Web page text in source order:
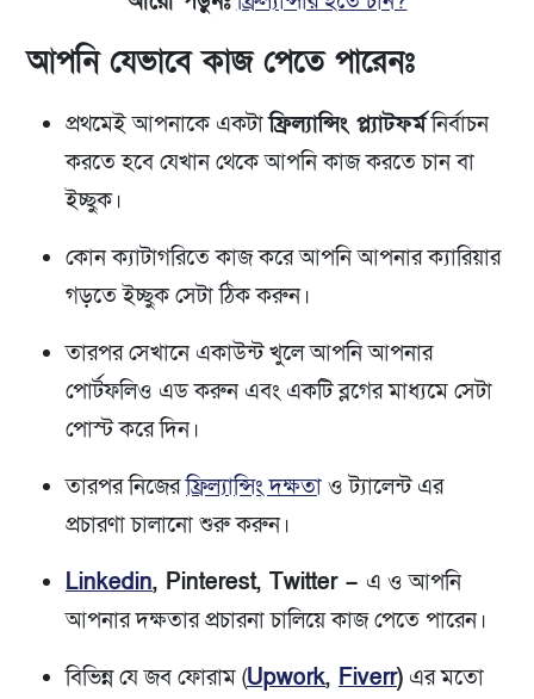
আপনি যেভাবে কাজ পেতে পারেনঃ
প্রথমেই আপনাকে একটাফ্রিল্যান্সিং প্ল্যাটফর্মনির্বাচন
করতে হবে যেখান থেকে আপনি কাজ করতে চান বা
ইচ্ছুক।
কোন ক্যাটাগরিতে কাজ করে আপনি আপনার ক্যারিয়ার
গড়তে ইচ্ছুক সেটা ঠিক করুন।
তারপর সেখানে একাউন্ট খুলে আপনি আপনার
পোর্টফলিও এড করুন এবং একটি ব্লগের মাধ্যমে সেটা
পোস্ট করে দিন।
তারপর নিজেরফ্রিল্যান্সিং দক্ষতাও ট্যালেন্ট এর
প্রচারণা চালানো শুরু করুন।
Linkedin, Pinterest, Twitter – এ ও আপনি
আপনার দক্ষতার প্রচারনা চালিয়ে কাজ পেতে পারেন।
বিভিন্ন যে জব ফোরাম (Upwork, Fiverr) এর মতো